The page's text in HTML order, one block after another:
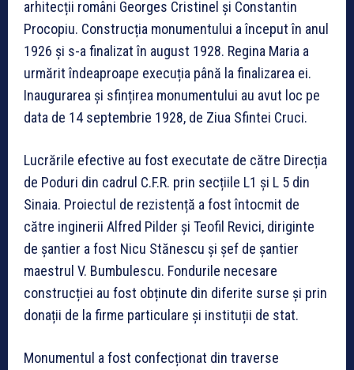
arhitecții români Georges Cristinel și Constantin
Procopiu. Construcția monumentului a început în anul
1926 și s-a finalizat în august 1928. Regina Maria a
urmărit îndeaproape execuția până la finalizarea ei.
Inaugurarea și sfințirea monumentului au avut loc pe
data de 14 septembrie 1928, de Ziua Sfintei Cruci.
Lucrările efective au fost executate de către Direcția
de Poduri din cadrul C.F.R. prin secțiile L1 și L 5 din
Sinaia. Proiectul de rezistență a fost întocmit de
către inginerii Alfred Pilder și Teofil Revici, diriginte
de șantier a fost Nicu Stănescu și șef de șantier
maestrul V. Bumbulescu. Fondurile necesare
construcției au fost obținute din diferite surse și prin
donații de la firme particulare și instituții de stat.
Monumentul a fost confecționat din traverse